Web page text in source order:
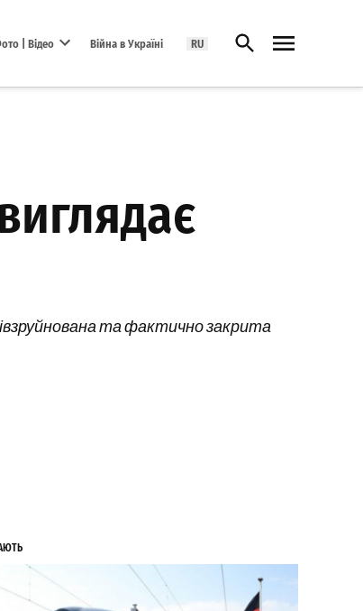
| Відео Війна в Україні RU Відкрити пошук
та фактично закрита